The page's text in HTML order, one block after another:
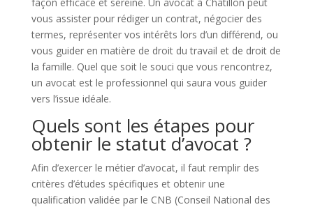
vous assister pour rédiger un contrat, négocier des
termes, représenter vos intérêts lors d’un différend, ou
vous guider en matière de droit du travail et de droit de
la famille. Quel que soit le souci que vous rencontrez,
un avocat est le professionnel qui saura vous guider
vers l’issue idéale.
Quels sont les étapes pour
obtenir le statut d’avocat ?
Afin d’exercer le métier d’avocat, il faut remplir des
critères d’études spécifiques et obtenir une
qualification validée par le CNB (Conseil National des